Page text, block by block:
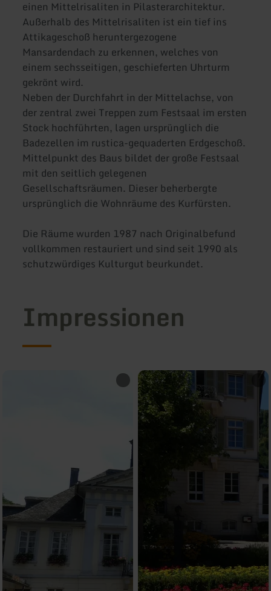
einen Mittelrisaliten in Pilasterarchitektur.
Außerhalb des Mittelrisaliten ist ein tief ins
Attikageschoß heruntergezogene
Mansardendach zu erkennen, welches von
einem sechsseitigen, geschieferten Uhrturm
gekrönt wird.
Neben der Durchfahrt in der Mittelachse, von
der zentral zwei Treppen zum Festsaal im ersten
Stock hochführten, lagen ursprünglich die
Badezellen im rustica-gequaderten Erdgeschoß.
Mittelpunkt des Baus bildet der große Festsaal
mit den seitlich gelegenen
Gesellschaftsräumen. Dieser beherbergte
ursprünglich die Wohnräume des Kurfürsten.
Die Räume wurden 1987 nach Originalbefund
vollkommen restauriert und sind seit 1990 als
schutzwürdiges Kulturgut beurkundet.
Impressionen